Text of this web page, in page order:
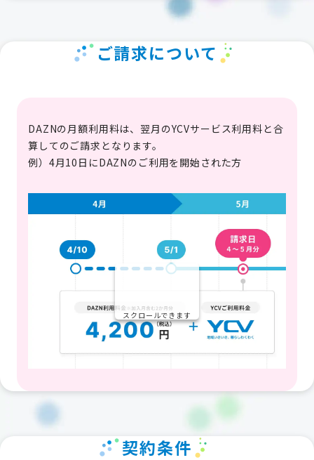
ご請求について
DAZNの月額利用料は、翌月のYCVサービス利用料と合
算してのご請求となります。
例）4月10日にDAZNのご利用を開始された方
スクロールできます
契約条件